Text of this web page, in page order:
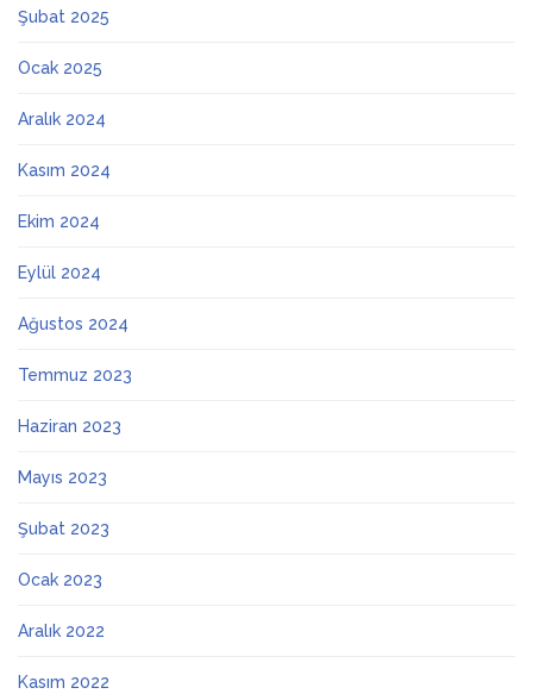
Şubat 2025
Ocak 2025
Aralık 2024
Kasım 2024
Ekim 2024
Eylül 2024
Ağustos 2024
Temmuz 2023
Haziran 2023
Mayıs 2023
Şubat 2023
Ocak 2023
Aralık 2022
Kasım 2022